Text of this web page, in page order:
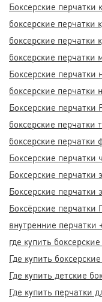
Боксерские перчатки
боксерские перчатки
боксерские перчатки
боксерские перчатки
Боксерские перчатки
боксерские перчатки
Боксерские перчатки
боксерские перчатки
боксерские перчатки
Боксерские перчатки
Боксерские перчатки
Боксерские перчатки
Боксёрские
внутренние перчатки
где купить
Где купить
Где купить детские
Где купить перчатки